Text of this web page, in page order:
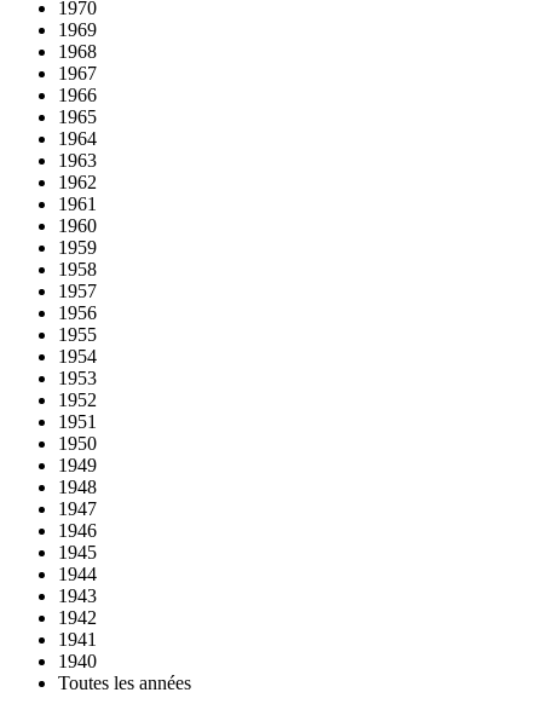
1970
1969
1968
1967
1966
1965
1964
1963
1962
1961
1960
1959
1958
1957
1956
1955
1954
1953
1952
1951
1950
1949
1948
1947
1946
1945
1944
1943
1942
1941
1940
Toutes les années